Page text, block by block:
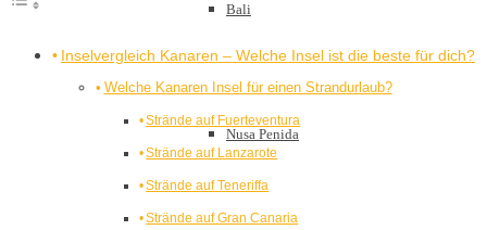
Bali
Nusa Penida
Inselvergleich Kanaren – Welche Insel ist die beste für dich?
Welche Kanaren Insel für einen Strandurlaub?
Strände auf Fuerteventura
Strände auf Lanzarote
Strände auf Teneriffa
Strände auf Gran Canaria